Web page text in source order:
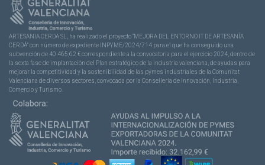
ARTESANIA CERDA SL, ha realizado el proyecto “MEJORA DEL ENTORNO IT DE ARTESANÍA
CERDÁ” con número de expediente INPYME/2024/714 para el que ha conseguido una
subvención de 40.465,62 € correspondiente a la convocatoria para el ejercicio 2024, dentro de
la sexta fase de implantación del Plan estratégico de la industria valenciana, de ayudas para
mejorar la competitividad y la sostenibilidad de las pymes industriales de la Comunitat
Valenciana de diversos sectores, convocada por la Conselleria de Innovación, Industria,
Comercio y Turismo.